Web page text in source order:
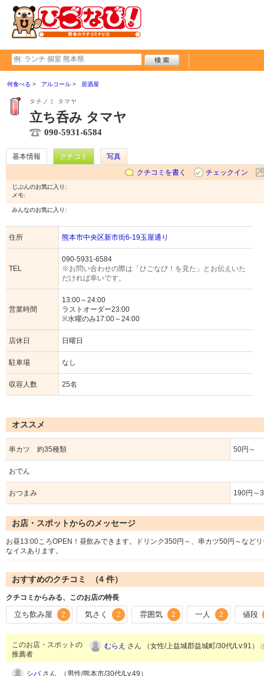
何食べる アルコール 居酒屋
タチノミ タマヤ
立ち呑み タマヤ
090-5931-6584
基本情報 クチコミ
写真
クチコミを書く
チェックイン
じぶんのお気に入り:
メモ:
みんなのお気に入り:
住所 熊本市中央区新市街6-19玉屋通り
TEL
090-5931-6584
※お問い合わせの際は「ひごなび！を見た」とお伝えいた
だければ幸いです。
営業時間
13:00～24:00
ラストオーダー23:00
※水曜のみ17:00～24:00
店休日 日曜日
駐車場 なし
収容人数 25名
オススメ
串カツ 約35種類 50円～
おでん
おつまみ 190円～
お店・スポットからのメッセージ
お昼13:00ころOPEN！昼飲みできます。ドリンク350円～、串カツ50円～など
なイスあります。
おすすめのクチコミ （4 件）
クチコミからみる、このお店の特長
立ち飲み屋 2 気さく 2 雰囲気 2 一人 2 値段
このお店・スポットの
推薦者
むらえ さん （女性/上益城郡益城町/30代/Lv.91） (
シバさん （男性/熊本市/30代/Lv.49）